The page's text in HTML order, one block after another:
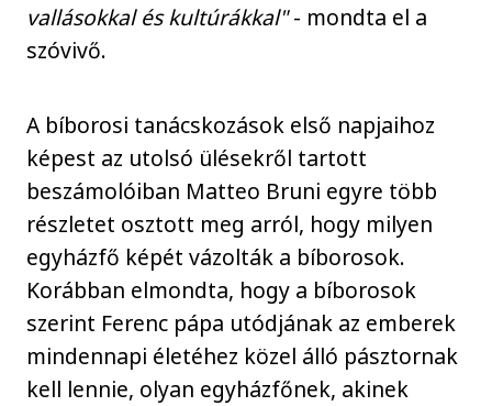
vallásokkal és kultúrákkal"- mondta el a
szóvivő.
A bíborosi tanácskozások első napjaihoz
képest az utolsó ülésekről tartott
beszámolóiban Matteo Bruni egyre több
részletet osztott meg arról, hogy milyen
egyházfő képét vázolták a bíborosok.
Korábban elmondta, hogy a bíborosok
szerint Ferenc pápa utódjának az emberek
mindennapi életéhez közel álló pásztornak
kell lennie, olyan egyházfőnek, akinek